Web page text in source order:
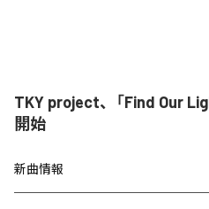
TKY project、「Find Our
開始
新曲情報